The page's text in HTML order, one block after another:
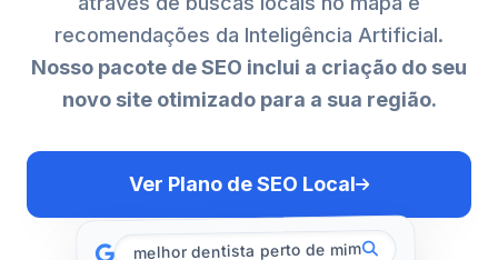
recomendações da Inteligência Artificial.
Nosso pacote de SEO inclui a criação do seu
novo site otimizado para a sua região.
Ver Plano de SEO Local
melhor dentista perto de mim